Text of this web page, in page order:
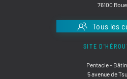
76100
Tous les
SITE
Pentacle -
5 avenue de